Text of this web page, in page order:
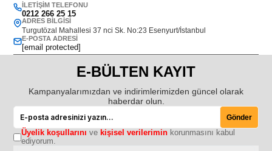
İLETIŞIM TELEFONU
0212 266 25 15
ADRES BILGISI
Turgutözal Mahallesi 37 nci Sk. No:23 Esenyurt/İstanbul
E-POSTA ADRESI
[email protected]
E-BÜLTEN KAYIT
Kampanyalarımızdan ve indirimlerimizden güncel olarak
haberdar olun.
Gönder
Üyelik koşullarını ve kişisel verileriminkorunmasını kabul
ediyorum.